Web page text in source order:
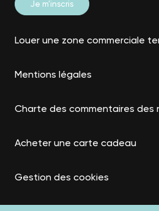
Louer une zone commerciale
Mentions légales
Charte des commentaires des
Acheter une carte cadeau
Gestion des cookies